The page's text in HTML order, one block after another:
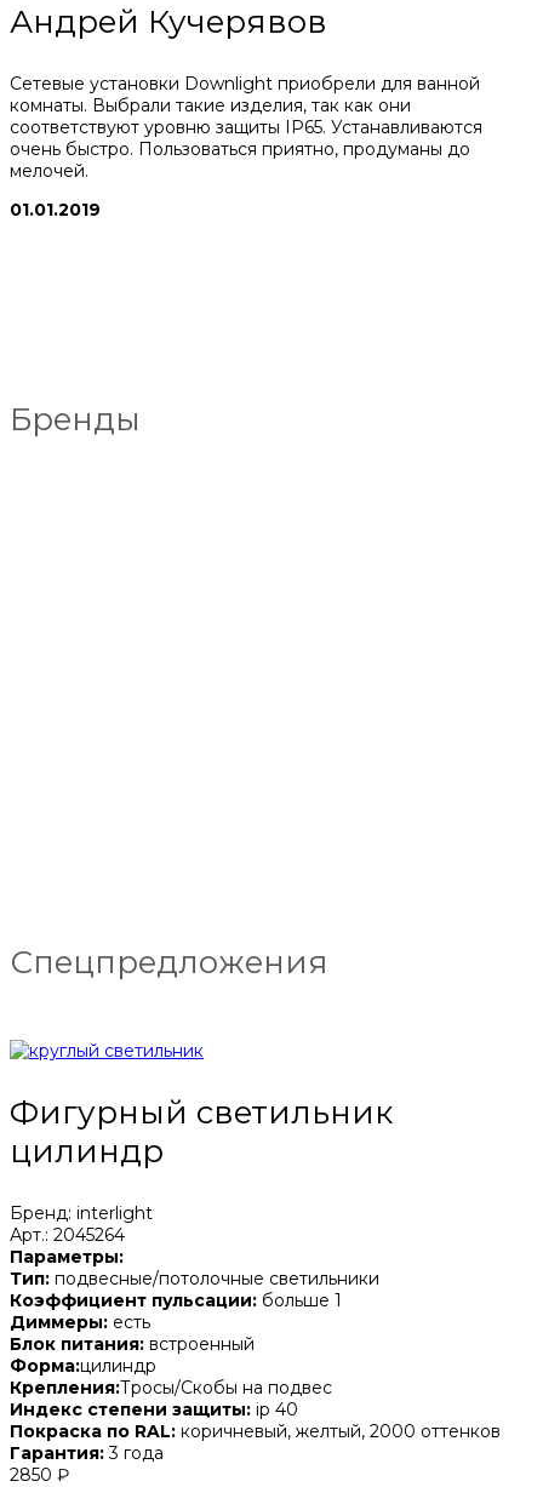
Андрей Кучерявов
Сетевые установки Downlight приобрели для ванной
комнаты. Выбрали такие изделия, так как они
соответствуют уровню защиты IP65. Устанавливаются
очень быстро. Пользоваться приятно, продуманы до
мелочей.
01.01.2019
Бренды
Спецпредложения
Фигурный светильник
цилиндр
Бренд: interlight
Арт.: 2045264
Параметры:
Тип: подвесные/потолочные светильники
Коэффициент пульсации: больше 1
Диммеры: есть
Блок питания: встроенный
Форма:цилиндр
Крепления:Тросы/Скобы на подвес
Индекс степени защиты: ip 40
Покраска по RAL: коричневый, желтый, 2000 оттенков
Гарантия:3 года
2850 ₽